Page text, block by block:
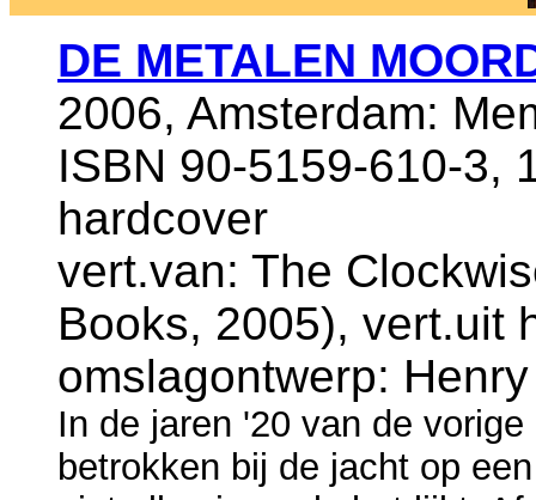
DE METALEN
2006, Amsterdam:
ISBN 90-5159-610-3,
hardcover
vert.van: The
Books, 2005), vert.uit
omslagontwerp:
In de jaren '20 van de
betrokken bij de jacht op